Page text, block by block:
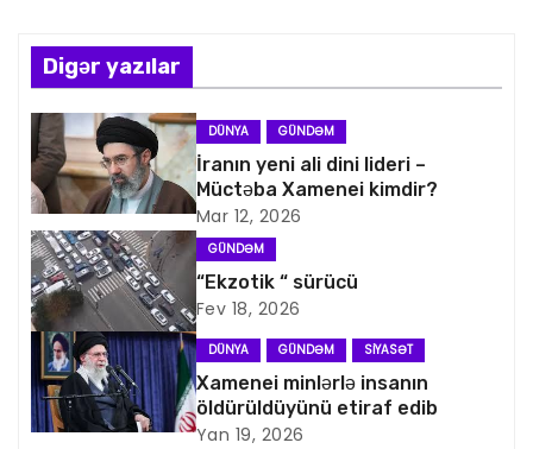
n
a
v
i
q
a
s
i
Digər yazılar
DÜNYA GÜNDƏM
İranın yeni ali dini lideri –
Müctəba Xamenei kimdir?
Mar 12, 2026
GÜNDƏM
“Ekzotik “ sürücü
Fev 18, 2026
DÜNYA GÜNDƏM SIYASƏT
Xamenei minlərlə insanın
öldürüldüyünü etiraf edib
Yan 19, 2026